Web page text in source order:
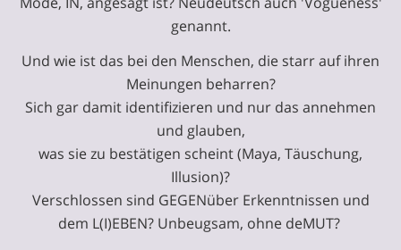
genannt.
Und wie ist das bei den Menschen, die starr auf ihren
Meinungen beharren?
Sich gar damit identifizieren und nur das annehmen
und glauben,
was sie zu bestätigen scheint (Maya, Täuschung,
Illusion)?
Verschlossen sind GEGENüber Erkenntnissen und
dem L(I)EBEN? Unbeugsam, ohne deMUT?